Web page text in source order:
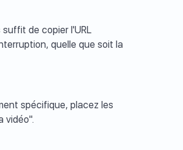
de copier l'URL
quelle que soit la
spécifique, placez les
vidéo".